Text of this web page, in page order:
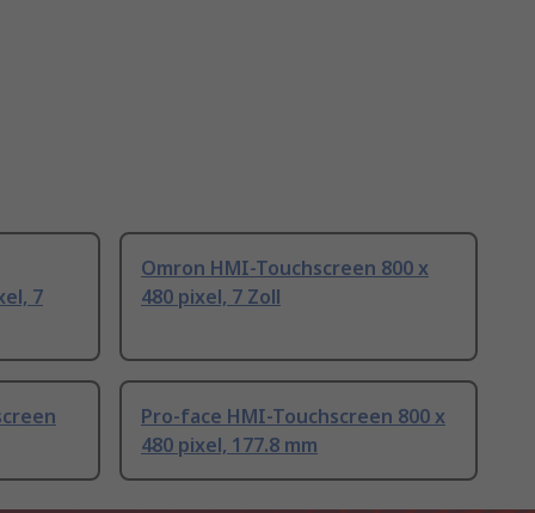
7
Omron HMI-Touchscreen 800 x
480 pixel, 7 Zoll
Pro-face HMI-Touchscreen 800 x
480 pixel, 177.8 mm